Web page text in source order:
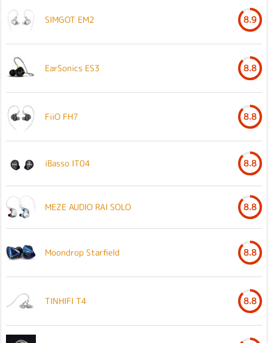
SIMGOT EM2 8.9
EarSonics ES3 8.8
FiiO FH7 8.8
iBasso IT04 8.8
MEZE AUDIO RAI SOLO 8.8
Moondrop Starfield 8.8
TINHIFI T4 8.8